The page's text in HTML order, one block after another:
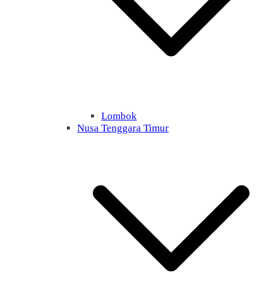
Lombok
Nusa Tenggara Timur